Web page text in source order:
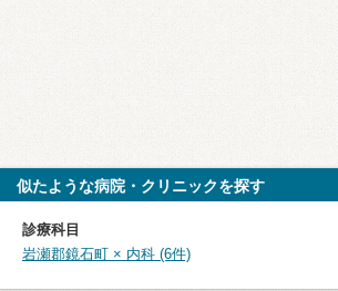
似たような病院・クリニックを探す
診療科目
岩瀬郡鏡石町 × 内科 (6件)